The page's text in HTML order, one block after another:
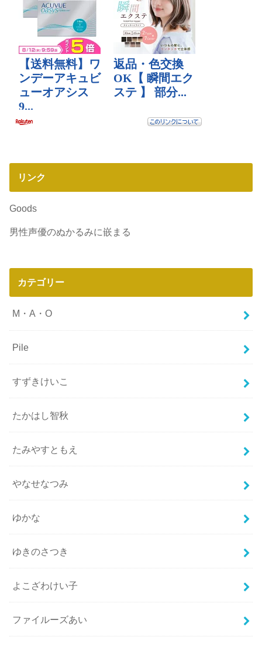
リンク
Goods
男性声優のぬかるみに嵌まる
カテゴリー
M・A・O
Pile
すずきけいこ
たかはし智秋
たみやすともえ
やなせなつみ
ゆかな
ゆきのさつき
よこざわけい子
ファイルーズあい